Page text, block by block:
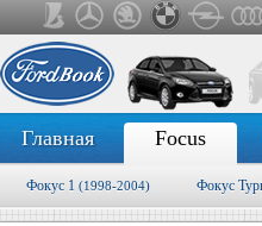
Главная Focus
Фокус 1 (1998-2004) Фокус